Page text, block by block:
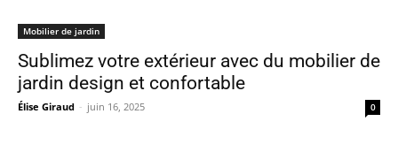
Mobilier de jardin
Sublimez votre extérieur avec du mobilier de
jardin design et confortable
Élise Giraud - juin 16, 2025 0